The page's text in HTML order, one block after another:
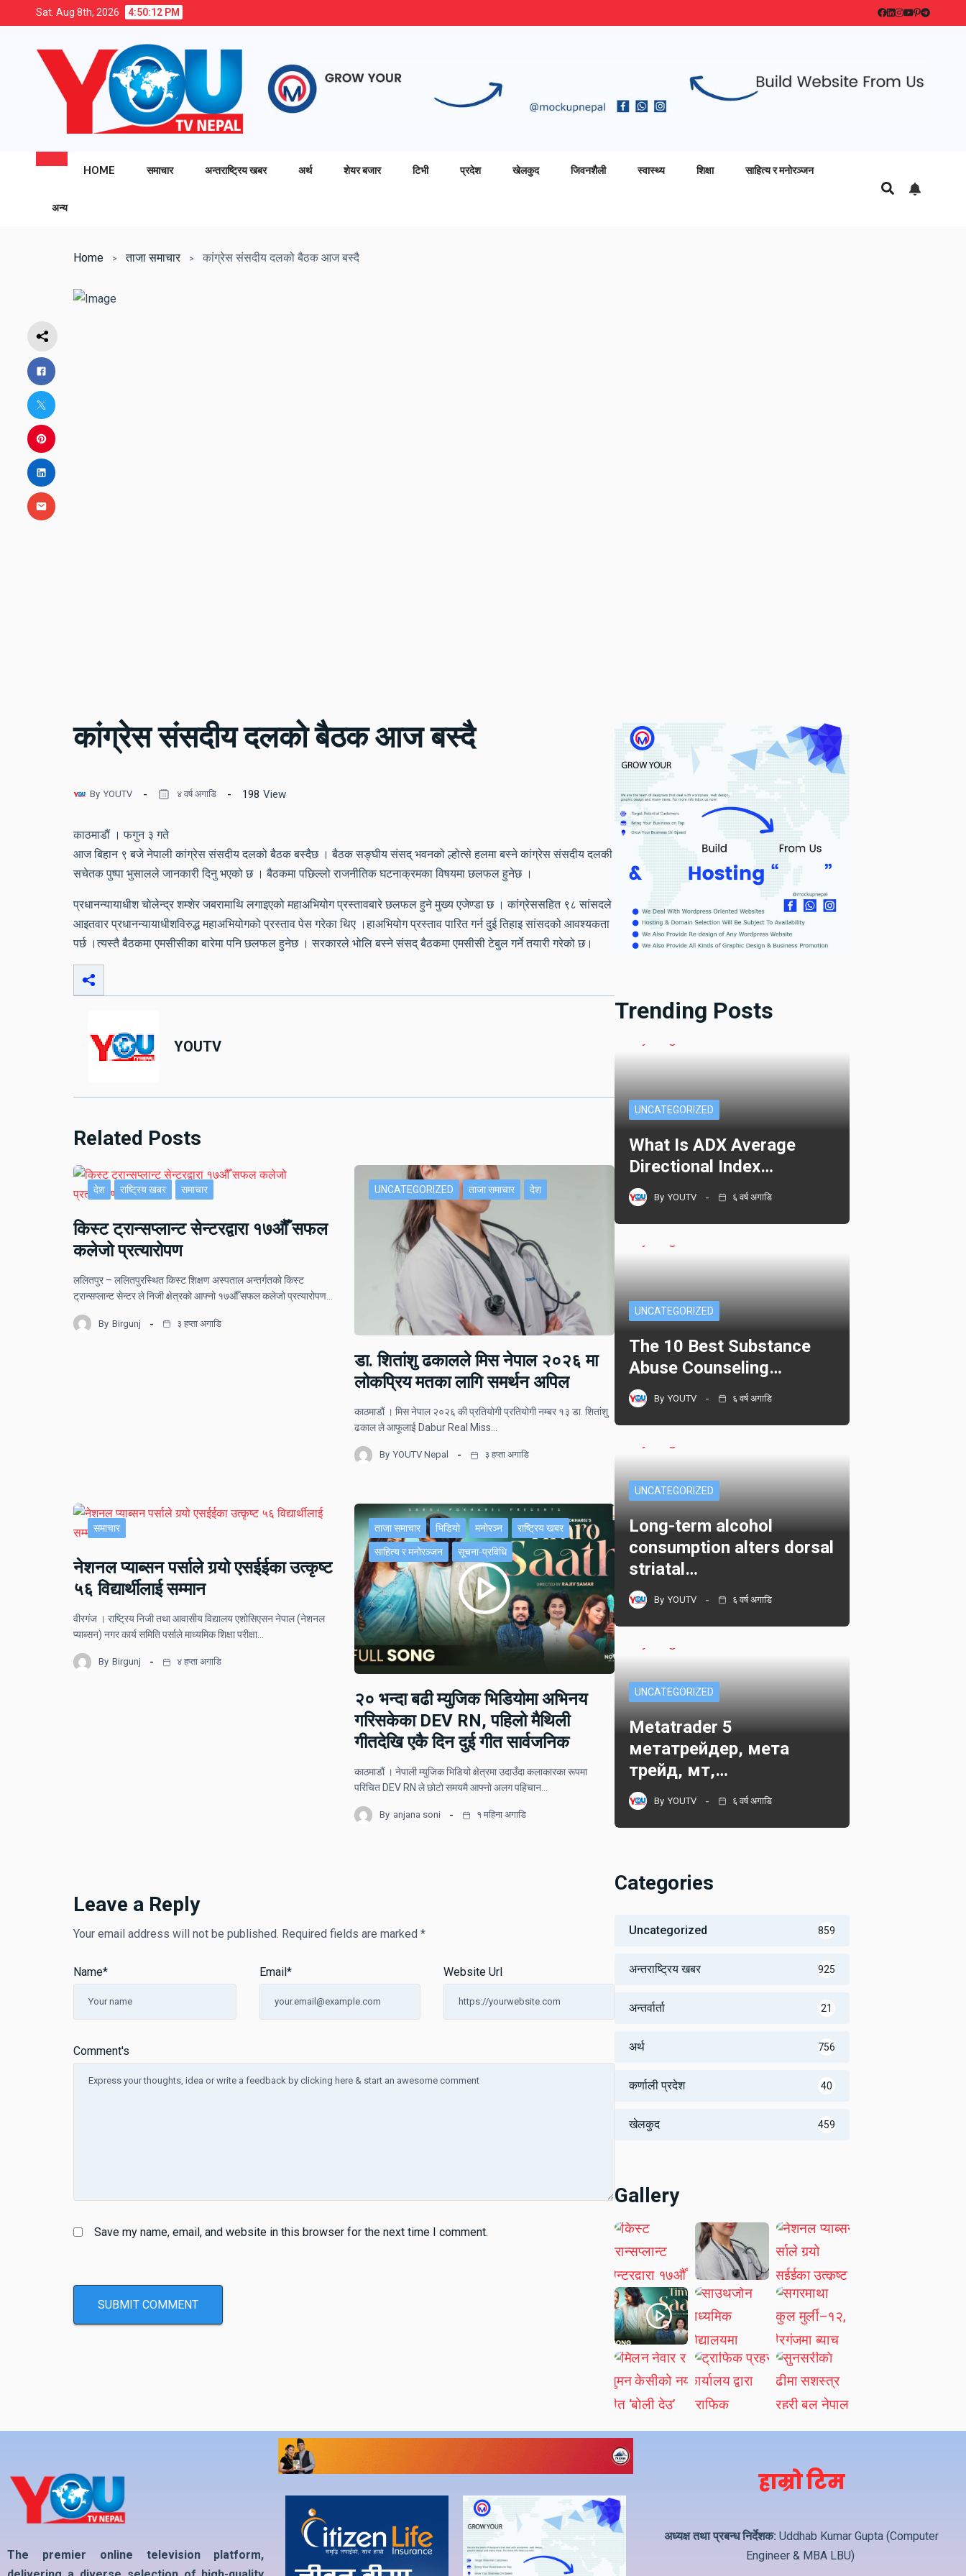
Sat. Aug 8th, 2026 4:50:13 PM
HOME समाचार अन्तराष्ट्रिय खबर अर्थ शेयर बजार टिभी प्रदेश खेलकुद जिवनशैली स्वास्थ्य शिक्षा साहित्य र मनोरञ्जन
अन्य
Home ताजा समाचार कांग्रेस संसदीय दलको बैठक आज बस्दै
कांग्रेस संसदीय दलको बैठक आज बस्दै
By YOUTV ४ वर्ष अगाडि 198 View
काठमाडौं । फगुन ३ गते
आज बिहान ९ बजे नेपाली कांग्रेस संसदीय दलको बैठक बस्दैछ । बैठक सङ्घीय संसद् भवनको ल्होत्से हलमा बस्ने कांग्रेस संसदीय दलकी
सचेतक पुष्पा भुसालले जानकारी दिनु भएको छ । बैठकमा पछिल्लो राजनीतिक घटनाक्रमका विषयमा छलफल हुनेछ ।
प्रधानन्यायाधीश चोलेन्द्र शम्शेर जबरामाथि लगाइएको महाअभियोग प्रस्तावबारे छलफल हुने मुख्य एजेण्डा छ । कांग्रेससहित ९८ सांसदले
आइतवार प्रधानन्यायाधीशविरुद्ध महाअभियोगको प्रस्ताव पेस गरेका थिए ।हाअभियोग प्रस्ताव पारित गर्न दुई तिहाइ सांसदको आवश्यकता
पर्छ ।त्यस्तै बैठकमा एमसीसीका बारेमा पनि छलफल हुनेछ । सरकारले भोलि बस्ने संसद् बैठकमा एमसीसी टेबुल गर्ने तयारी गरेको छ।
YOUTV
Related Posts
देश राष्ट्रिय खबर समाचार
किस्ट ट्रान्सप्लान्ट सेन्टरद्वारा १७औँ सफल
कलेजो प्रत्यारोपण
ललितपुर – ललितपुरस्थित किस्ट शिक्षण अस्पताल अन्तर्गतको किस्ट
ट्रान्सप्लान्ट सेन्टर ले निजी क्षेत्रको आफ्नो १७औँ सफल कलेजो प्रत्यारोपण…
By Birgunj ३ हप्ता अगाडि
UNCATEGORIZED ताजा समाचार देश
डा. शितांशु ढकालले मिस नेपाल २०२६ मा
लोकप्रिय मतका लागि समर्थन अपिल
काठमाडौं । मिस नेपाल २०२६ की प्रतियोगी प्रतियोगी नम्बर १३ डा. शितांशु
ढकाल ले आफूलाई Dabur Real Miss…
By YOUTV Nepal ३ हप्ता अगाडि
समाचार
नेशनल प्याब्सन पर्साले गर्‍यो एसईईका उत्कृष्ट
५६ विद्यार्थीलाई सम्मान
वीरगंज । राष्ट्रिय निजी तथा आवासीय विद्यालय एशोसिएसन नेपाल (नेशनल
प्याब्सन) नगर कार्य समिति पर्साले माध्यमिक शिक्षा परीक्षा…
By Birgunj ४ हप्ता अगाडि
ताजा समाचार भिडियो मनोरञ्न राष्ट्रिय खबर
साहित्य र मनोरञ्जन सूचना-प्रविधि
२० भन्दा बढी म्युजिक भिडियोमा अभिनय
गरिसकेका DEV RN, पहिलो मैथिली
गीतदेखि एकै दिन दुई गीत सार्वजनिक
काठमाडौं । नेपाली म्युजिक भिडियो क्षेत्रमा उदाउँदा कलाकारका रूपमा
परिचित DEV RN ले छोटो समयमै आफ्नो अलग पहिचान…
By anjana soni १ महिना अगाडि
Leave a Reply
Your email address will not be published. Required fields are marked *
Comment's
Name* Email* Website Url
Save my name, email, and website in this browser for the next time I comment.
Trending Posts
UNCATEGORIZED
What Is ADX Average
Directional Index…
By YOUTV ६ वर्ष अगाडि
UNCATEGORIZED
The 10 Best Substance
Abuse Counseling…
By YOUTV ६ वर्ष अगाडि
UNCATEGORIZED
Long-term alcohol
consumption alters dorsal
striatal…
By YOUTV ६ वर्ष अगाडि
UNCATEGORIZED
Metatrader 5
метатрейдер, мета
трейд, мт,…
By YOUTV ६ वर्ष अगाडि
Categories
Uncategorized 859
अन्तराष्ट्रिय खबर 925
अन्तर्वार्ता 21
अर्थ 756
कर्णाली प्रदेश 40
खेलकुद 459
Gallery
The premier online television platform,
हाम्रो टिम
अध्यक्ष तथा प्रबन्ध निर्देशक:Uddhab Kumar Gupta (Computer
Engineer & MBA LBU)